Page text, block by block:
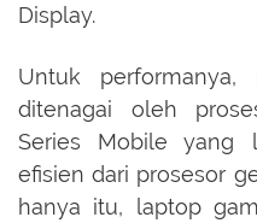
Display.
Untuk
ditenagai oleh
Series Mobile yang
efisien dari prosesor
hanya itu, laptop